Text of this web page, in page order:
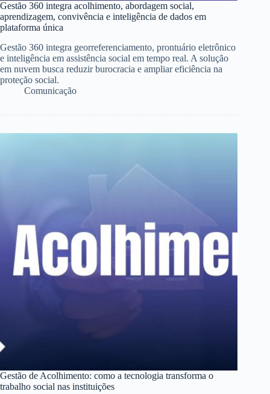
Gestão 360 integra acolhimento, abordagem social,
aprendizagem, convivência e inteligência de dados em
plataforma única
Gestão 360 integra georreferenciamento, prontuário eletrônico
e inteligência em assistência social em tempo real. A solução
em nuvem busca reduzir burocracia e ampliar eficiência na
proteção social.
Comunicação
Gestão de Acolhimento: como a tecnologia transforma o
trabalho social nas instituições